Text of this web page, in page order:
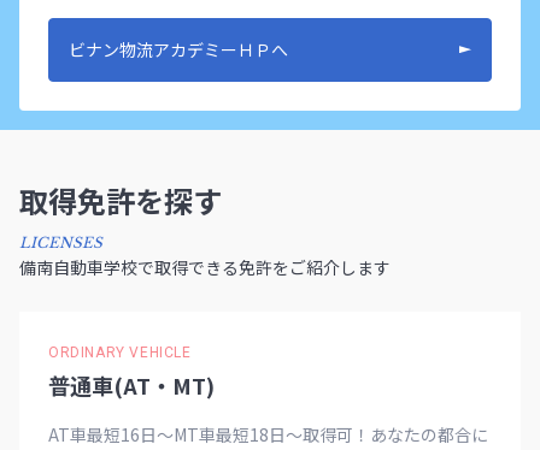
ビナン物流アカデミーＨＰへ
取得免許を探す
LICENSES
備南自動車学校で取得できる免許をご紹介します
ORDINARY VEHICLE
普通車(AT・MT)
AT車最短16日～MT車最短18日～取得可！あなたの都合に